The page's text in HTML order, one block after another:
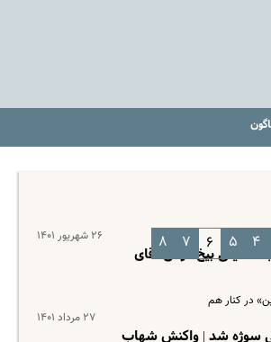
۲۶ شهریور ۱۴۰۱
حسینی بیخ گوش آقای
در کنار هم
۲۷ مرداد ۱۴۰۱
سوژه شد | واکنش شهاب
۴ ۵ ۶ ۷ ۸